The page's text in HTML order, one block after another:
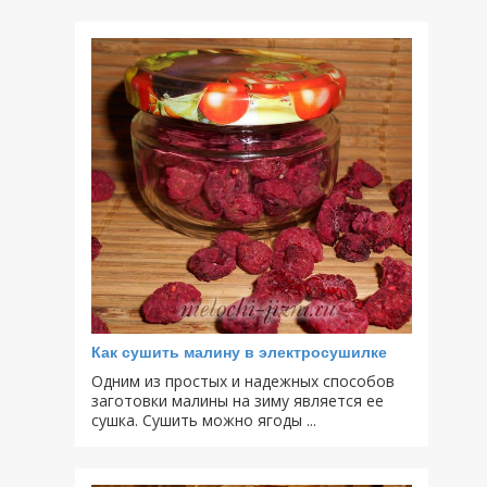
Как сушить малину в электросушилке
Одним из простых и надежных способов
заготовки малины на зиму является ее
сушка. Сушить можно ягоды ...